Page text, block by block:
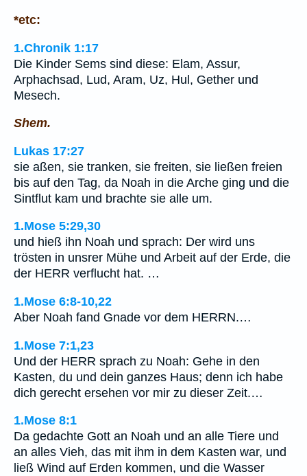
*etc:
1.Chronik 1:17
Die Kinder Sems sind diese: Elam, Assur,
Arphachsad, Lud, Aram, Uz, Hul, Gether und
Mesech.
Shem.
Lukas 17:27
sie aßen, sie tranken, sie freiten, sie ließen freien
bis auf den Tag, da Noah in die Arche ging und die
Sintflut kam und brachte sie alle um.
1.Mose 5:29,30
und hieß ihn Noah und sprach: Der wird uns
trösten in unsrer Mühe und Arbeit auf der Erde, die
der HERR verflucht hat. …
1.Mose 6:8-10,22
Aber Noah fand Gnade vor dem HERRN.…
1.Mose 7:1,23
Und der HERR sprach zu Noah: Gehe in den
Kasten, du und dein ganzes Haus; denn ich habe
dich gerecht ersehen vor mir zu dieser Zeit.…
1.Mose 8:1
Da gedachte Gott an Noah und an alle Tiere und
an alles Vieh, das mit ihm in dem Kasten war, und
ließ Wind auf Erden kommen, und die Wasser